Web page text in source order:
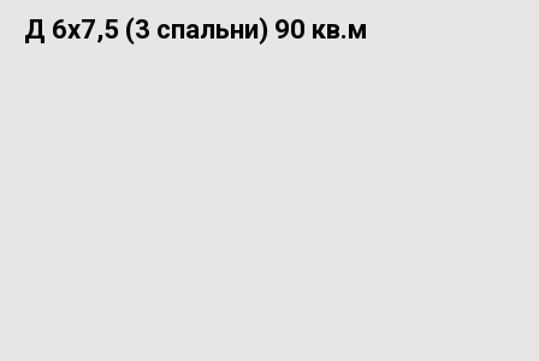
Д 6х7,5 (3 спальни) 90 кв.м